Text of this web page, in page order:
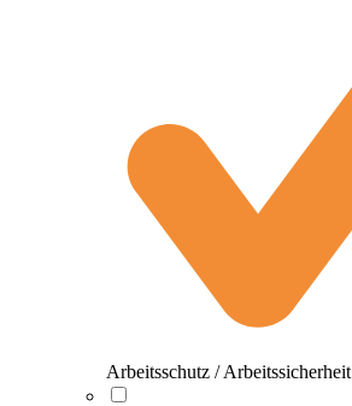
Arbeitsschutz / Arbeitssicherheit